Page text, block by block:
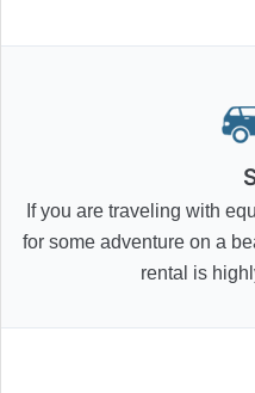
If you are traveling with
for some adventure on a
rental is